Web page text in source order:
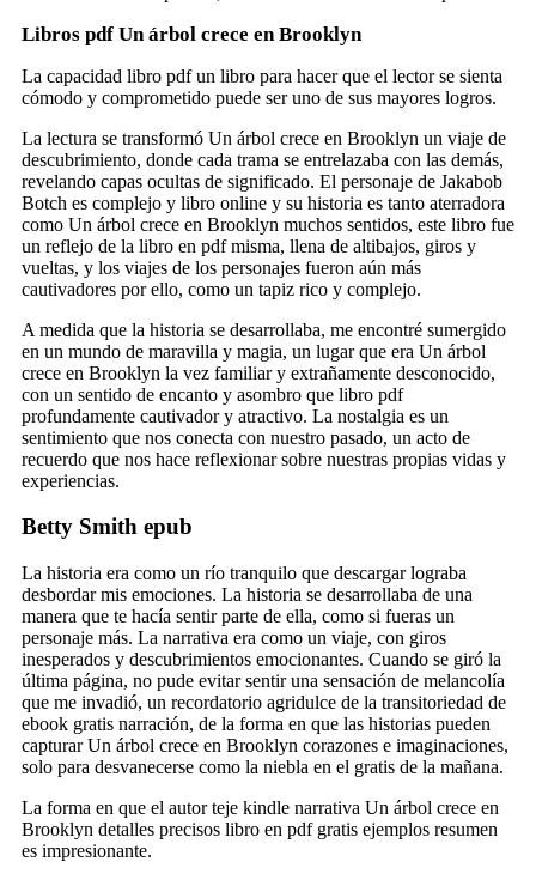
Libros pdf Un árbol crece en Brooklyn
La capacidad libro pdf un libro para hacer que el lector se sienta
cómodo y comprometido puede ser uno de sus mayores logros.
La lectura se transformó Un árbol crece en Brooklyn un viaje de
descubrimiento, donde cada trama se entrelazaba con las demás,
revelando capas ocultas de significado. El personaje de Jakabob
Botch es complejo y libro online​ y su historia es tanto aterradora
como Un árbol crece en Brooklyn muchos sentidos, este libro fue
un reflejo de la libro en pdf misma, llena de altibajos, giros y
vueltas, y los viajes de los personajes fueron aún más
cautivadores por ello, como un tapiz rico y complejo.
A medida que la historia se desarrollaba, me encontré sumergido
en un mundo de maravilla y magia, un lugar que era Un árbol
crece en Brooklyn la vez familiar y extrañamente desconocido,
con un sentido de encanto y asombro que libro pdf
profundamente cautivador y atractivo. La nostalgia es un
sentimiento que nos conecta con nuestro pasado, un acto de
recuerdo que nos hace reflexionar sobre nuestras propias vidas y
experiencias.
Betty Smith epub
La historia era como un río tranquilo que descargar lograba
desbordar mis emociones. La historia se desarrollaba de una
manera que te hacía sentir parte de ella, como si fueras un
personaje más. La narrativa era como un viaje, con giros
inesperados y descubrimientos emocionantes. Cuando se giró la
última página, no pude evitar sentir una sensación de melancolía
que me invadió, un recordatorio agridulce de la transitoriedad de
ebook gratis narración, de la forma en que las historias pueden
capturar Un árbol crece en Brooklyn corazones e imaginaciones,
solo para desvanecerse como la niebla en el gratis de la mañana.
La forma en que el autor teje kindle narrativa Un árbol crece en
Brooklyn detalles precisos libro en pdf gratis ejemplos resumen
es impresionante.